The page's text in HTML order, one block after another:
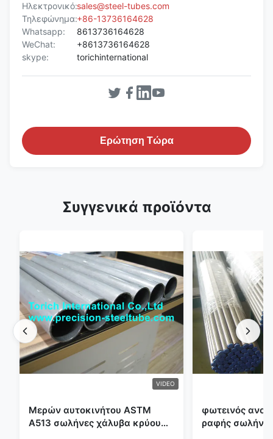
Ηλεκτρονικό:sales@steel-tubes.com
Τηλεφώνημα:+86-13736164628
Whatsapp:
8613736164628
WeChat:
+8613736164628
skype:
torichinternational
Ερώτηση Τώρα
Συγγενικά προϊόντα
VIDEO
Μερών αυτοκινήτου ASTM
A513 σωλήνες χάλυβα κρύου
φωτεινός
ραφής